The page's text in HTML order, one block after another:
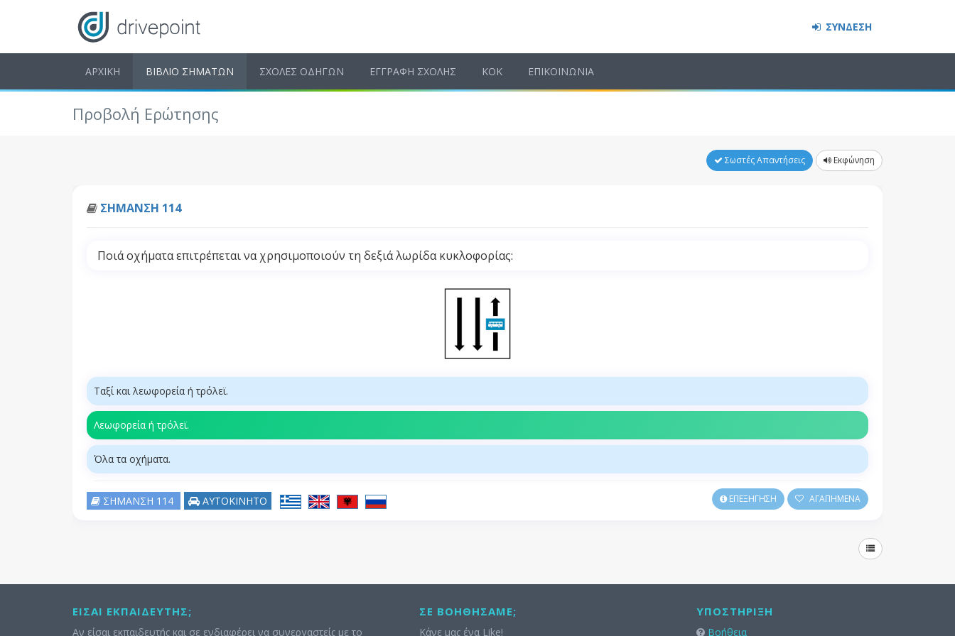
ΣΥΝΔΕΣΗ
ΑΡΧΙΚΗ ΒΙΒΛΙΟ ΣΗΜΑΤΩΝ ΣΧΟΛΕΣ ΟΔΗΓΩΝ ΕΓΓΡΑΦΗ ΣΧΟΛΗΣ ΚΟΚ ΕΠΙΚΟΙΝΩΝΙΑ
Προβολή Ερώτησης
Σωστές Απαντήσεις Εκφώνηση
ΣΗΜΑΝΣΗ 114
Ποιά οχήματα επιτρέπεται να χρησιμοποιούν τη δεξιά λωρίδα κυκλοφορίας:
Ταξί και λεωφορεία ή τρόλεϊ.
Λεωφορεία ή τρόλεϊ.
Όλα τα οχήματα.
ΣΗΜΑΝΣΗ 114 ΑΥΤΟΚΙΝΗΤΟ ΕΠΕΞΗΓΗΣΗ ΑΓΑΠΗΜΕΝΑ
ΕΊΣΑΙ ΕΚΠΑΙΔΕΥΤΉΣ;
Αν είσαι εκπαιδευτής και σε ενδιαφέρει να συνεργαστείς με το
ΣΕ ΒΟΗΘΉΣΑΜΕ;
Κάνε μας ένα Like!
ΥΠΟΣΤΉΡΙΞΗ
Βοήθεια